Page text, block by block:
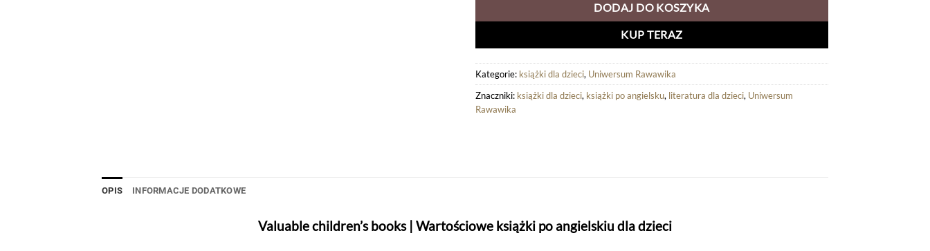
DODAJ DO KOSZYKA
KUP TERAZ
Kategorie: książki dla dzieci, Uniwersum Rawawika
Znaczniki: książki dla dzieci, książki po angielsku, literatura dla dzieci, Uniwersum
Rawawika
OPIS INFORMACJE DODATKOWE
Valuable children’s books | Wartościowe książki po angielskiu dla dzieci